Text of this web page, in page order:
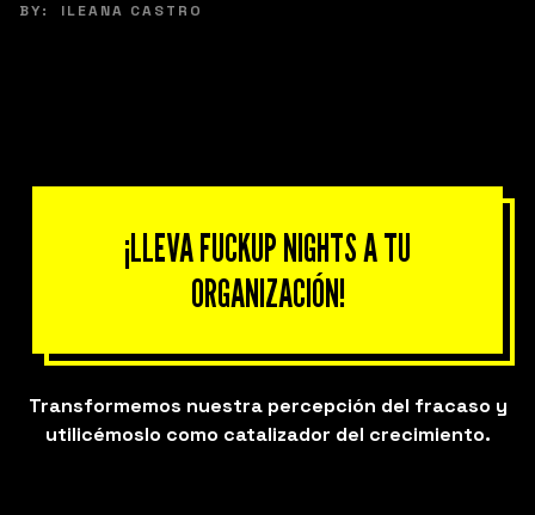
¡LLEVA FUCKUP NIGHTS A TU
ORGANIZACIÓN!
Transformemos nuestra percepción del fracaso y
utilicémoslo como catalizador del crecimiento.